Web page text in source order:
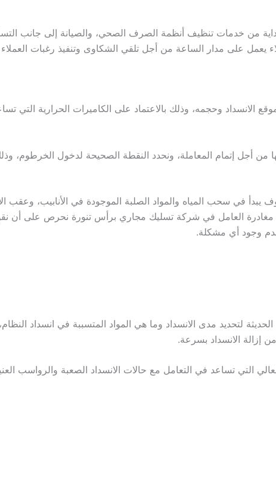
من خدمات تنظيف أنظمة الصرف الصحي، والصيانة إلى جانب
يعمل على مدار الساعة من أجل تلقي الشكاوى وتنفيذ رغبات
وحجمه، وذلك بالاعتماد على الكاميرات الحرارية التي
أجل إتمام المعاملة، ونحدد النقطة الصحيحة لدخول الخرطوم،
في سحب المياه والمواد الصلبة الموجودة في الأنابيب، وعقب
مغادرة العامل في شركة تسليك مجاري برأس تنورة نحرص على أن
عدم وجود أي مشكلة.
لتحديد مدى الانسداد وما هي المواد المتسببة في انسداد
إزالة الانسداد بسرعة.
التي تساعد في التعامل مع حالات الانسداد الصعبة والرواسب